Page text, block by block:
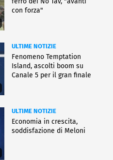
con forza"
ULTIME NOTIZIE
Fenomeno Temptation
Island, ascolti boom su
Canale 5 per il gran finale
ULTIME NOTIZIE
Economia in crescita,
soddisfazione di Meloni